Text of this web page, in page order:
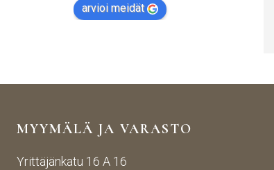
arvioi meidät
MYYMÄLÄ JA VARASTO
Yrittäjänkatu 16 A 16